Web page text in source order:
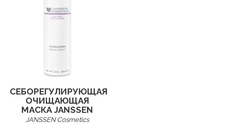
СЕБОРЕГУЛИРУЮЩАЯ
ОЧИЩАЮЩАЯ
МАСКА JANSSEN
JANSSEN Cosmetics